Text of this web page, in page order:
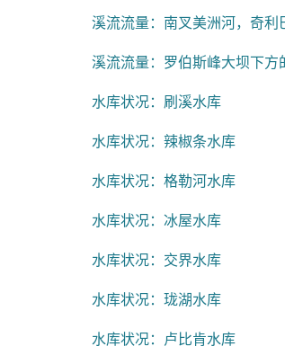
溪流流量：南叉美洲河，奇利
溪流流量：罗伯斯峰大坝下方
水库状况：刷溪水库
水库状况：辣椒条水库
水库状况：格勒河水库
水库状况：冰屋水库
水库状况：交界水库
水库状况：珑湖水库
水库状况：卢比肯水库